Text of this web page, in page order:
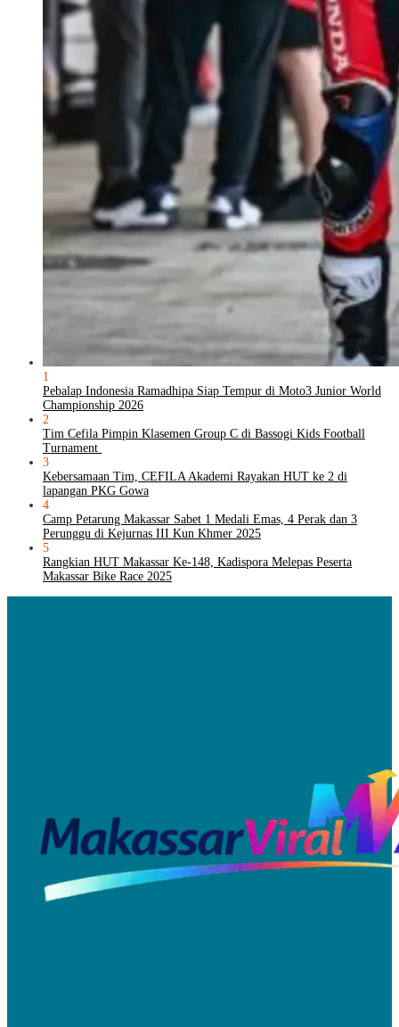
1
Pebalap Indonesia Ramadhipa Siap Tempur di Moto3 Junior World
Championship 2026
2
Tim Cefila Pimpin Klasemen Group C di Bassogi Kids Football
Turnament
3
Kebersamaan Tim, CEFILA Akademi Rayakan HUT ke 2 di
lapangan PKG Gowa
4
Camp Petarung Makassar Sabet 1 Medali Emas, 4 Perak dan 3
Perunggu di Kejurnas III Kun Khmer 2025
5
Rangkian HUT Makassar Ke-148, Kadispora Melepas Peserta
Makassar Bike Race 2025